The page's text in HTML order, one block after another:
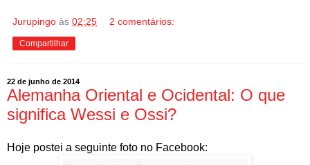
Jurupingo às 02:25 2 comentários:
Compartilhar
22 de junho de 2014
Alemanha Oriental e Ocidental: O que
significa Wessi e Ossi?
Hoje postei a seguinte foto no Facebook: